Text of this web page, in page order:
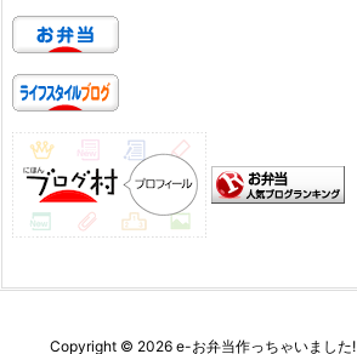
Copyright © 2026 e-お弁当作っちゃいました!